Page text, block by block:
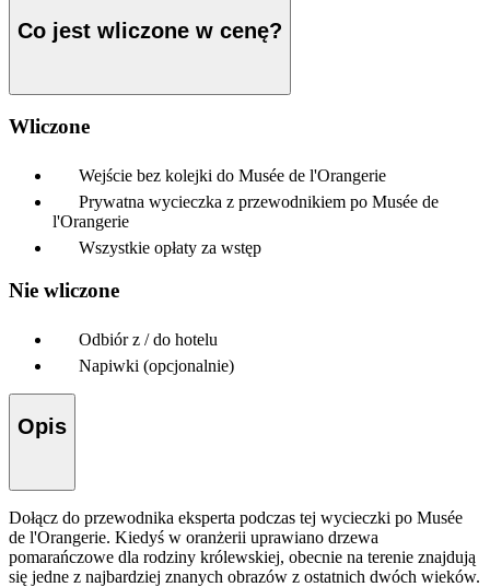
Co jest wliczone w cenę?
Wliczone
Wejście bez kolejki do Musée de l'Orangerie
Prywatna wycieczka z przewodnikiem po Musée de
l'Orangerie
Wszystkie opłaty za wstęp
Nie wliczone
Odbiór z / do hotelu
Napiwki (opcjonalnie)
Opis
Dołącz do przewodnika eksperta podczas tej wycieczki po Musée
de l'Orangerie. Kiedyś w oranżerii uprawiano drzewa
pomarańczowe dla rodziny królewskiej, obecnie na terenie znajdują
się jedne z najbardziej znanych obrazów z ostatnich dwóch wieków.